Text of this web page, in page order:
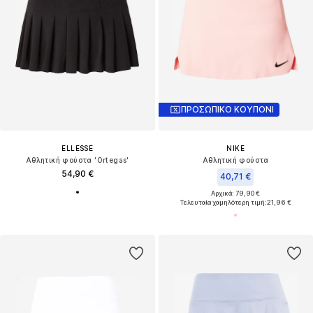
ELLESSE
Αθλητική φούστα 'Ortegas'
54,90 €
ΠΡΟΣΩΠΙΚΟ ΚΟΥΠΟΝΙ
NIKE
Αθλητική φούστα
40,71 €
Αρχικά: 79,90 €
Τελευταία χαμηλότερη τιμή:21,96 €